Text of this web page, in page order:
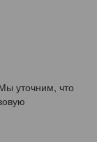
уточним, что